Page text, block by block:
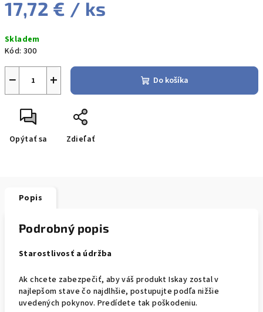
17,72 € / ks
cena:
Skladem
Kód: 300
+
− Do košíka
Opýtať sa Zdieľať
Popis
Podrobný popis
Starostlivosť a údržba
Ak chcete zabezpečiť, aby váš produkt Iskay zostal v
najlepšom stave čo najdlhšie, postupujte podľa nižšie
uvedených pokynov. Predídete tak poškodeniu.